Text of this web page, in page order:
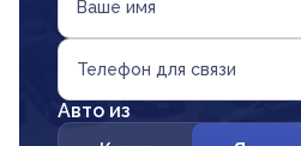
Ваше имя
Телефон для связи
Авто из